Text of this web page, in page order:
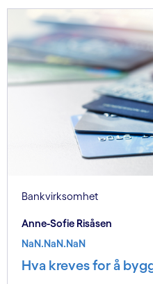
Bankvirksomhet
Anne-Sofie Risåsen
NaN.NaN.NaN
Hva kreves for å